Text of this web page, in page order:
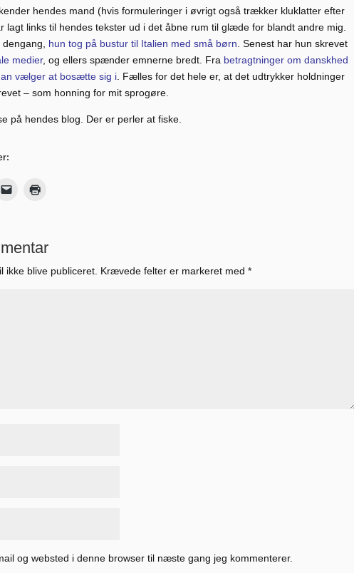
hendes mand (hvis formuleringer i øvrigt også trækker kluklatter efter
lagt links til hendes tekster ud i det åbne rum til glæde for blandt andre mig.
hun tog på bustur til Italien med små børn . Senest har hun skrevet
medier, og ellers spænder emnerne bredt. Fra betragtninger om danskhed
vælger at bosætte sig i . Fælles for det hele er, at det udtrykker holdninger
– som honning for mit sprogøre.
på hendes blog. Der er perler at fiske.
ikke blive publiceret. Krævede felter er markeret med *
og websted i denne browser til næste gang jeg kommenterer.